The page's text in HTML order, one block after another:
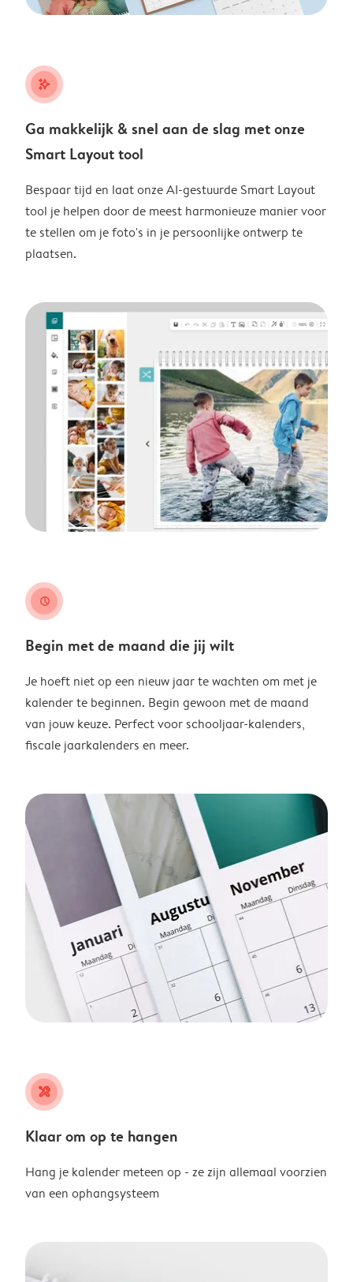
stars_plus
Ga makkelijk & snel aan de slag met onze
Smart Layout tool
Bespaar tijd en laat onze AI-gestuurde Smart Layout
tool je helpen door de meest harmonieuze manier voor
te stellen om je foto's in je persoonlijke ontwerp te
plaatsen.
clock
Begin met de maand die jij wilt
Je hoeft niet op een nieuw jaar te wachten om met je
kalender te beginnen. Begin gewoon met de maand
van jouw keuze. Perfect voor schooljaar-kalenders,
fiscale jaarkalenders en meer.
tools
Klaar om op te hangen
Hang je kalender meteen op - ze zijn allemaal voorzien
van een ophangsysteem